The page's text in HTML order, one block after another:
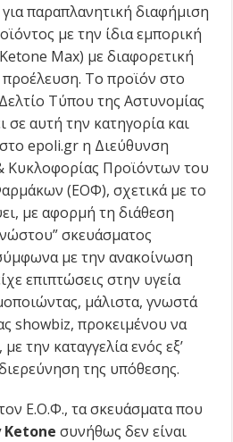
παραπλανητική διαφήμιση
με την ίδια εμπορική
Max) με διαφορετική
Το προϊόν στο
Τύπου της Αστυνομίας
σε αυτή την κατηγορία και
epoli.gr η Διεύθυνση
Κυκλοφορίας Προϊόντων του
(ΕΟΦ), σχετικά με το
με αφορμή τη διάθεση
σκευάσματος
με την ανακοίνωση
επιπτώσεις στην υγεία
μάλιστα, γνωστά
showbiz, προκειμένου να
την καταγγελία ενός εξ’
της υπόθεσης.
Ε.Ο.Φ., τα σκευάσματα που
Ketone συνήθως δεν είναι